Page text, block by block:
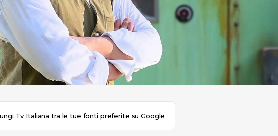
Tv Italiana tra le tue fonti preferite su Google